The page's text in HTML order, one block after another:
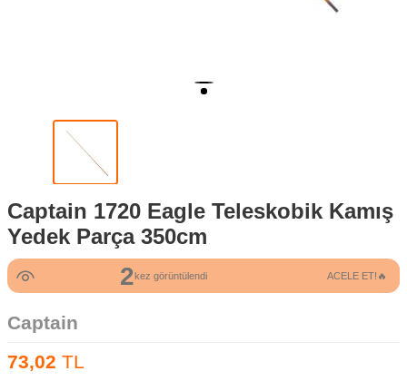
Captain 1720 Eagle Teleskobik Kamış
Yedek Parça 350cm
2kez görüntülendi ACELE ET!🔥
Captain
73,02 TL